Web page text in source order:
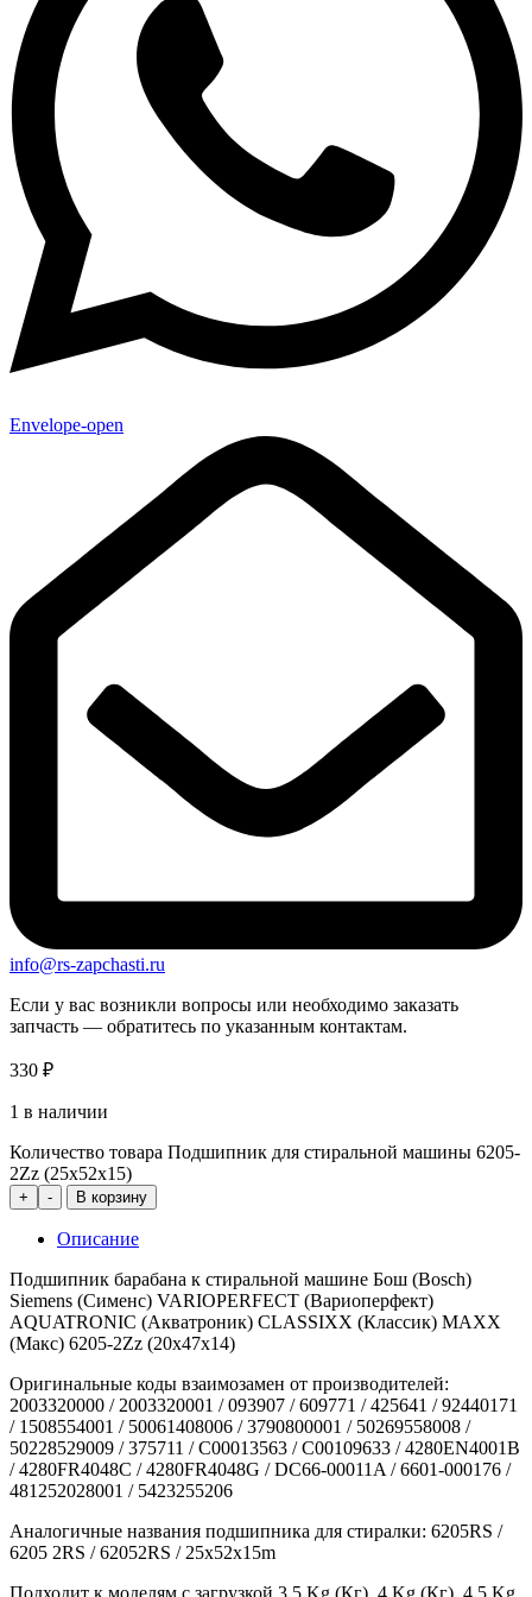
Envelope-open
info@rs-zapchasti.ru
Если у вас возникли вопросы или необходимо заказать
запчасть — обратитесь по указанным контактам.
330 ₽
1 в наличии
Количество товара Подшипник для стиральной машины 6205-
2Zz (25x52x15)
+ - В корзину
Описание
Подшипник барабана к стиральной машине Бош (Bosch)
Siemens (Сименс) VARIOPERFECT (Вариоперфект)
AQUATRONIC (Акватроник) CLASSIXX (Классик) MAXX
(Макс) 6205-2Zz (20х47х14)
Оригинальные коды взаимозамен от производителей:
2003320000 / 2003320001 / 093907 / 609771 / 425641 / 92440171
/ 1508554001 / 50061408006 / 3790800001 / 50269558008 /
50228529009 / 375711 / C00013563 / C00109633 / 4280EN4001B
/ 4280FR4048C / 4280FR4048G / DC66-00011A / 6601-000176 /
481252028001 / 5423255206
Аналогичные названия подшипника для стиралки: 6205RS /
6205 2RS / 62052RS / 25x52x15m
Подходит к моделям с загрузкой 3,5 Kg (Кг), 4 Kg (Кг), 4,5 Kg